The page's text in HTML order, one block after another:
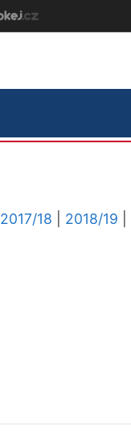
2017/18 2018/19